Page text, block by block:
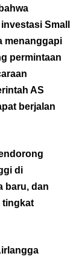
Small
menanggapi
permintaan
AS
berjalan
di
baru, dan
tingkat